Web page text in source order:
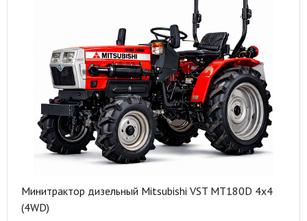
Минитрактор дизельный Mitsubishi VST MT180D 4x4
(4WD)